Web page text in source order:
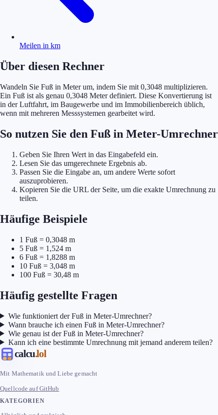
Meilen in km
Über diesen Rechner
Wandeln Sie Fuß in Meter um, indem Sie mit 0,3048 multiplizieren.
Ein Fuß ist als genau 0,3048 Meter definiert. Diese Konvertierung ist
in der Luftfahrt, im Baugewerbe und im Immobilienbereich üblich,
wenn mit mehreren Messsystemen gearbeitet wird.
So nutzen Sie den Fuß in Meter-Umrechner
Geben Sie Ihren Wert in das Eingabefeld ein.
Lesen Sie das umgerechnete Ergebnis ab.
Passen Sie die Eingabe an, um andere Werte sofort
auszuprobieren.
Kopieren Sie die URL der Seite, um die exakte Umrechnung zu
teilen.
Häufige Beispiele
1 Fuß = 0,3048 m
5 Fuß = 1,524 m
6 Fuß = 1,8288 m
10 Fuß = 3,048 m
100 Fuß = 30,48 m
Häufig gestellte Fragen
Wie funktioniert der Fuß in Meter-Umrechner?
Wann brauche ich einen Fuß in Meter-Umrechner?
Wie genau ist der Fuß in Meter-Umrechner?
Kann ich eine bestimmte Umrechnung mit jemand anderem teilen?
calcu.lol
Mit Mathematik und Liebe gemacht
Quellcode auf GitHub
KATEGORIEN